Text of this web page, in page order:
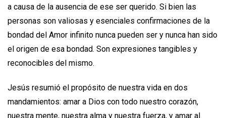
a causa de la ausencia de ese ser querido. Si bien las
personas son valiosas y esenciales confirmaciones de la
bondad del Amor infinito nunca pueden ser y nunca han sido
el origen de esa bondad. Son expresiones tangibles y
reconocibles del mismo.
Jesús resumió el propósito de nuestra vida en dos
mandamientos: amar a Dios con todo nuestro corazón,
nuestra mente, nuestra alma y nuestra fuerza, y amar al